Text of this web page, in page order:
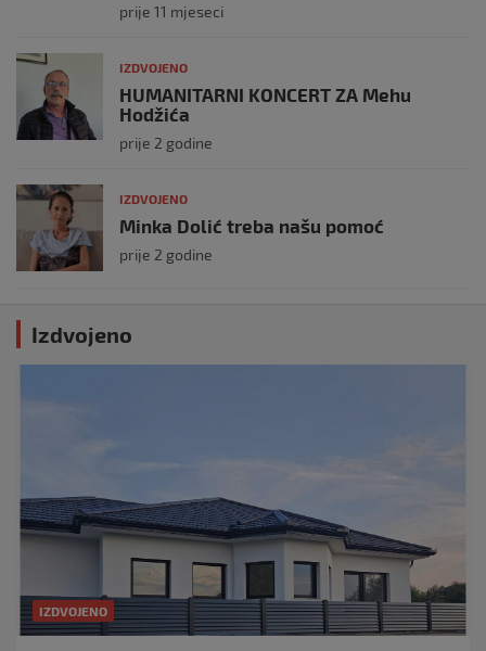
prije 11 mjeseci
IZDVOJENO
HUMANITARNI KONCERT ZA Mehu
Hodžića
prije 2 godine
IZDVOJENO
Minka Dolić treba našu pomoć
prije 2 godine
Izdvojeno
IZDVOJENO